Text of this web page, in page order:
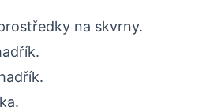
na skvrny.